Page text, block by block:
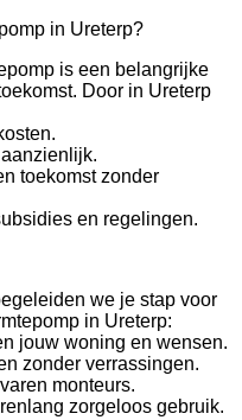
in Ureterp?
is een belangrijke
Door in Ureterp
toekomst zonder
en regelingen.
we je stap voor
in Ureterp:
jouw woning en wensen.
zonder verrassingen.
monteurs.
zorgeloos gebruik.